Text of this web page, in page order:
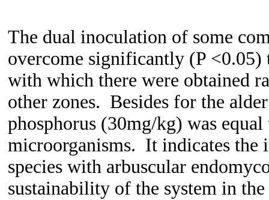
The dual inoculation of some
overcome significantly (P
with which there were obtained
other zones. Besides for the
phosphorus (30mg/kg) was
microorganisms. It indicates the
species with arbuscular
sustainability of the system in